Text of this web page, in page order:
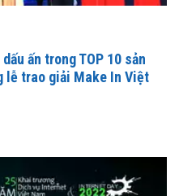
ấn trong TOP 10 sản
lễ trao giải Make In Việt